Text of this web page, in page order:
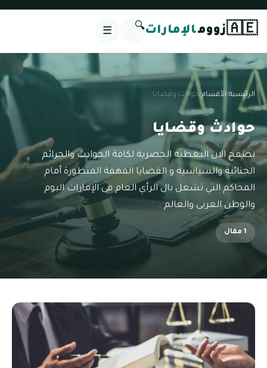
🇦🇪زوومالإمارات🔍
☰
الرئيسية/الأقسام/حوادث وقضايا
حوادث وقضايا
تصفح الان التغطيه الحصرية لكافة الحوادث والجرائم
الجنائية والسياسية و القضايا المهمة المنظورة أمام
المحاكم التي تشغل بال الرأي العام فى الإمارات اليوم
والوطن العربى والعالم .
1 مقال